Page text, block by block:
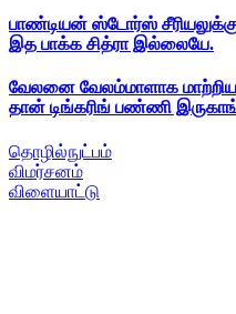
பாண்டியன் ஸ்டோர்ஸ்
இத பாக்க சித்ரா இல்லையே.
வேலனை வேலம்மாளாக
தான் டிங்கரிங் பண்ணி
தொழில்நுட்பம்
விமர்சனம்
விளையாட்டு